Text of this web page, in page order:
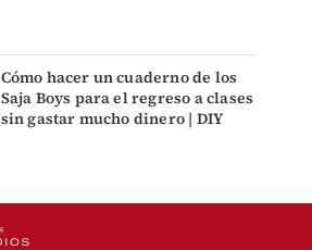
Cómo hacer un cuaderno de los
Saja Boys para el regreso a clases
sin gastar mucho dinero | DIY